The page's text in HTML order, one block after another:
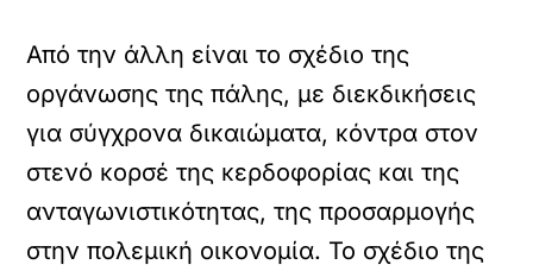
Από την άλλη είναι το σχέδιο της
οργάνωσης της πάλης, με διεκδικήσεις
για σύγχρονα δικαιώματα, κόντρα στον
στενό κορσέ της κερδοφορίας και της
ανταγωνιστικότητας, της προσαρμογής
στην πολεμική οικονομία. Το σχέδιο της